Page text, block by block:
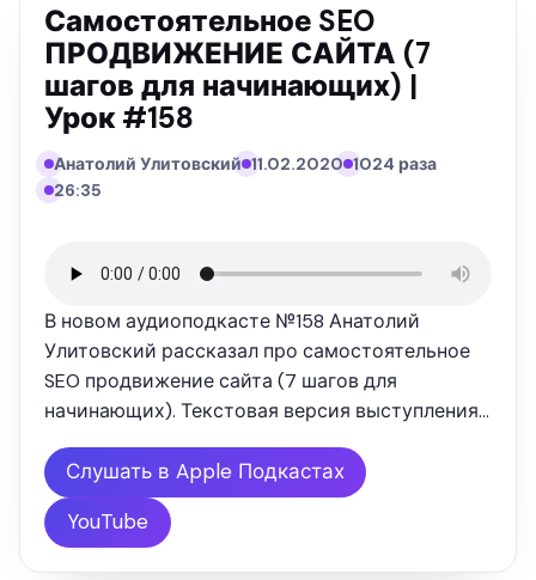
Самостоятельное SEO
ПРОДВИЖЕНИЕ САЙТА (7
шагов для начинающих) |
Урок #158
Анатолий Улитовский 11.02.2020 1024 раза
26:35
В новом аудиоподкасте №158 Анатолий
Улитовский рассказал про самостоятельное
SEO продвижение сайта (7 шагов для
начинающих). Текстовая версия выступления:
постоянно развивается. Google, Яндекс
постоянно вводит новые алгоритмы
ранжирования, …
Слушать в Apple Подкастах
YouTube